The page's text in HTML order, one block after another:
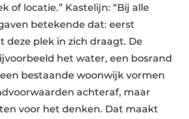
of locatie.” Kastelijn: “Bij alle
betekende dat: eerst
deze plek in zich draagt. De
het water, een bosrand
bestaande woonwijk vormen
achteraf, maar
voor het denken. Dat maakt